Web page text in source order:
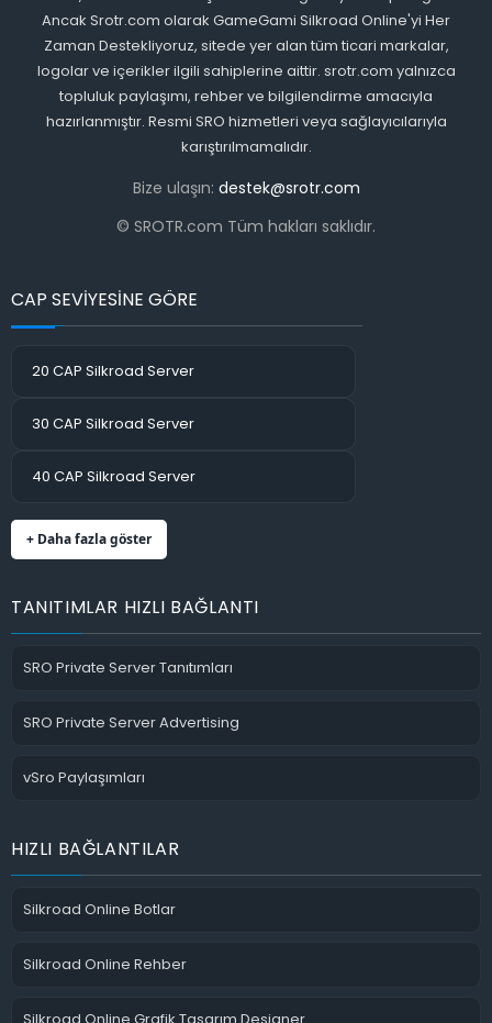
Ancak Srotr.com olarak GameGami Silkroad Online'yi Her
Zaman Destekliyoruz, sitede yer alan tüm ticari markalar,
logolar ve içerikler ilgili sahiplerine aittir. srotr.com yalnızca
topluluk paylaşımı, rehber ve bilgilendirme amacıyla
hazırlanmıştır. Resmi SRO hizmetleri veya sağlayıcılarıyla
karıştırılmamalıdır.
Bize ulaşın: destek@srotr.com
© SROTR.com Tüm hakları saklıdır.
CAP SEVİYESİNE GÖRE
20 CAP Silkroad Server
30 CAP Silkroad Server
40 CAP Silkroad Server
+ Daha fazla göster
TANITIMLAR HIZLI BAĞLANTI
SRO Private Server Tanıtımları
SRO Private Server Advertising
vSro Paylaşımları
HIZLI BAĞLANTILAR
Silkroad Online Botlar
Silkroad Online Rehber
Silkroad Online Grafik Tasarım Designer